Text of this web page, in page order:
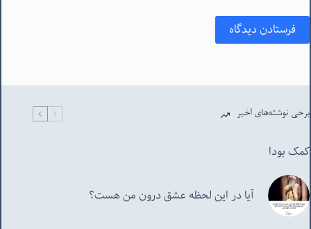
فرستادن دیدگاه
برخی نوشته‌های اخیر
کمک بودا
آیا در این لحظه عشق درون من هست؟